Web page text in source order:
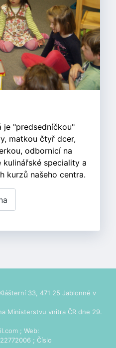
je "predsedníčkou"
matkou čtyř dcer,
odbornicí na
kulinářské speciality a
kurzů našeho centra.
33, 471 25 Jablonné v
Ministerstvu vnitra ČR dne 29.
; Web:
; Číslo